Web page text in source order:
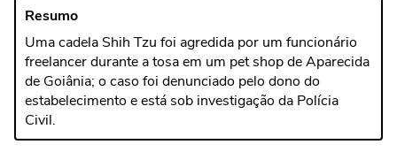
Resumo
Uma cadela Shih Tzu foi agredida por um funcionário
freelancer durante a tosa em um pet shop de Aparecida
de Goiânia; o caso foi denunciado pelo dono do
estabelecimento e está sob investigação da Polícia
Civil.